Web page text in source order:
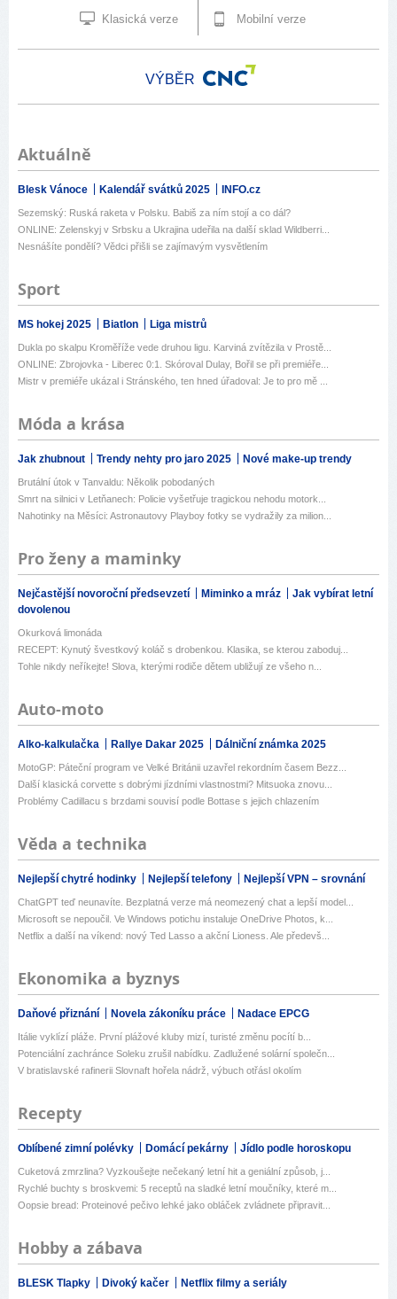
Klasická verze Mobilní verze
VÝBĚR
Aktuálně
Blesk Vánoce Kalendář svátků 2025 INFO.cz
Sezemský: Ruská raketa v Polsku. Babiš za ním stojí a co dál?
ONLINE: Zelenskyj v Srbsku a Ukrajina udeřila na další sklad Wildberri...
Nesnášíte pondělí? Vědci přišli se zajímavým vysvětlením
Sport
MS hokej 2025 Biatlon Liga mistrů
Dukla po skalpu Kroměříže vede druhou ligu. Karviná zvítězila v Prostě...
ONLINE: Zbrojovka - Liberec 0:1. Skóroval Dulay, Bořil se při premiéře...
Mistr v premiéře ukázal i Stránského, ten hned úřadoval: Je to pro mě ...
Móda a krása
Jak zhubnout Trendy nehty pro jaro 2025 Nové make-up trendy
Brutální útok v Tanvaldu: Několik pobodaných
Smrt na silnici v Letňanech: Policie vyšetřuje tragickou nehodu motork...
Nahotinky na Měsíci: Astronautovy Playboy fotky se vydražily za milion...
Pro ženy a maminky
Nejčastější novoroční předsevzetí Miminko a mráz
Jak vybírat letní
dovolenou
Okurková limonáda
RECEPT: Kynutý švestkový koláč s drobenkou. Klasika, se kterou zaboduj...
Tohle nikdy neříkejte! Slova, kterými rodiče dětem ubližují ze všeho n...
Auto-moto
Alko-kalkulačka Rallye Dakar 2025 Dálniční známka 2025
MotoGP: Páteční program ve Velké Británii uzavřel rekordním časem Bezz...
Další klasická corvette s dobrými jízdními vlastnostmi? Mitsuoka znovu...
Problémy Cadillacu s brzdami souvisí podle Bottase s jejich chlazením
Věda a technika
Nejlepší chytré hodinky Nejlepší telefony Nejlepší VPN – srovnání
ChatGPT teď neunavíte. Bezplatná verze má neomezený chat a lepší model...
Microsoft se nepoučil. Ve Windows potichu instaluje OneDrive Photos, k...
Netflix a další na víkend: nový Ted Lasso a akční Lioness. Ale předevš...
Ekonomika a byznys
Daňové přiznání Novela zákoníku práce Nadace EPCG
Itálie vyklízí pláže. První plážové kluby mizí, turisté změnu pocítí b...
Potenciální zachránce Soleku zrušil nabídku. Zadlužené solární společn...
V bratislavské rafinerii Slovnaft hořela nádrž, výbuch otřásl okolím
Recepty
Oblíbené zimní polévky Domácí pekárny Jídlo podle horoskopu
Cuketová zmrzlina? Vyzkoušejte nečekaný letní hit a geniální způsob, j...
Rychlé buchty s broskvemi: 5 receptů na sladké letní moučníky, které m...
Oopsie bread: Proteinové pečivo lehké jako obláček zvládnete připravit...
Hobby a zábava
BLESK Tlapky Divoký kačer Netflix filmy a seriály